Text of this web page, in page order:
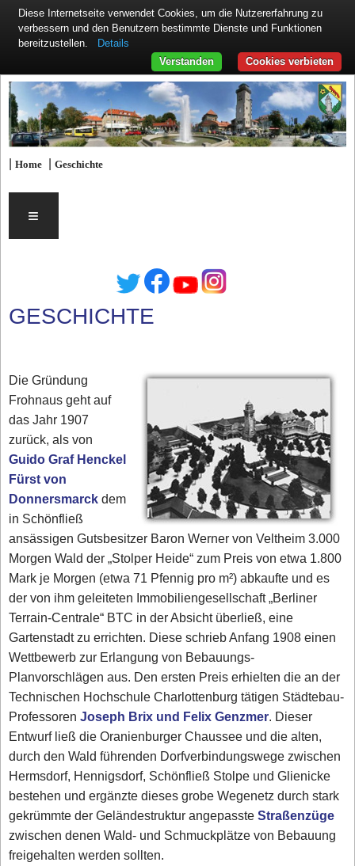
|Home |Geschichte
≡
GESCHICHTE
Die Gründung
Frohnaus geht auf
das Jahr 1907
zurück, als von
Guido Graf Henckel
Fürst von
Donnersmarckdem
in Schönfließ
ansässigen Gutsbesitzer Baron Werner von Veltheim 3.000
Morgen Wald der „Stolper Heide“ zum Preis von etwa 1.800
Mark je Morgen (etwa 71 Pfennig pro m²) abkaufte und es
der von ihm geleiteten Immobiliengesellschaft „Berliner
Terrain-Centrale“ BTC in der Absicht überließ, eine
Gartenstadt zu errichten. Diese schrieb Anfang 1908 einen
Wettbewerb zur Erlangung von Bebauungs-
Planvorschlägen aus. Den ersten Preis erhielten die an der
Technischen Hochschule Charlottenburg tätigen Städtebau-
ProfessorenJoseph Brix und Felix Genzmer. Dieser
Entwurf ließ die Oranienburger Chaussee und die alten,
durch den Wald führenden Dorfverbindungswege zwischen
Hermsdorf, Hennigsdorf, Schönfließ Stolpe und Glienicke
bestehen und ergänzte dieses grobe Wegenetz durch stark
gekrümmte der Geländestruktur angepassteStraßenzüge
zwischen denen Wald- und Schmuckplätze von Bebauung
freigehalten werden sollten.
Diese Internetseite verwendet Cookies, um die Nutzererfahrung zu
verbessern und den Benutzern bestimmte Dienste und Funktionen
bereitzustellen.
Details
Cookies verbieten
Verstanden